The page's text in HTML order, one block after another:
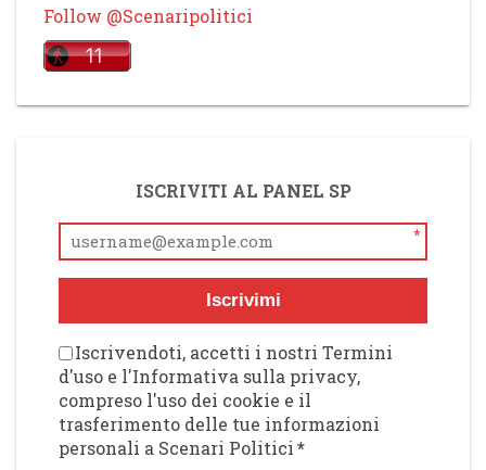
Follow @Scenaripolitici
ISCRIVITI AL PANEL SP
*
Iscrivimi
Iscrivendoti, accetti i nostri Termini
d'uso e l'Informativa sulla privacy,
compreso l'uso dei cookie e il
trasferimento delle tue informazioni
personali a Scenari Politici*